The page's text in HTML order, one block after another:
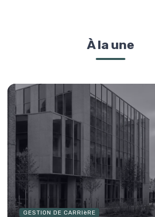
À la une
GESTION DE CARRIèRE